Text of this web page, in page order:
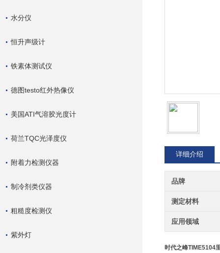
水分仪
恒升声级计
铁素体测试仪
德图testo红外热像仪
美国ATI气溶胶光度计
荷兰TQC光泽度仪
附着力检测仪器
制冷剂类仪器
粗糙度检测仪
紫外灯
详细介绍
品牌
测定材料
应用领域
时代之峰TIME5104